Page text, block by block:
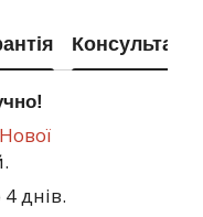
Консультація
Нової
4 днів.